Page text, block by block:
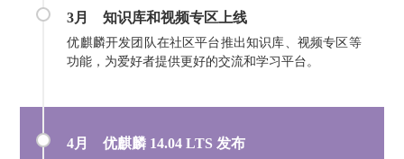
3月 知识库和视频专区上线
优麒麟开发团队在社区平台推出知识库、视频专区等
功能，为爱好者提供更好的交流和学习平台。
4月 优麒麟 14.04 LTS 发布